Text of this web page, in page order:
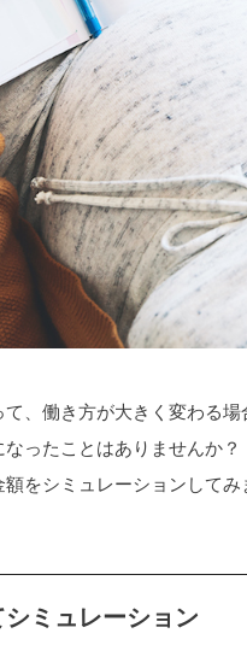
、働き方が大きく変わる
ったことはありませんか？
をシミュレーションしてみ
ミュレーション